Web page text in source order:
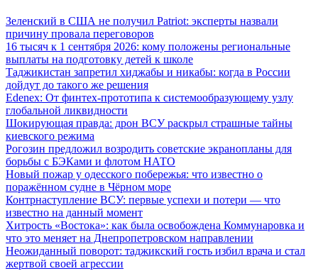
Зеленский в США не получил Patriot: эксперты назвали
причину провала переговоров
16 тысяч к 1 сентября 2026: кому положены региональные
выплаты на подготовку детей к школе
Таджикистан запретил хиджабы и никабы: когда в России
дойдут до такого же решения
Edenex: От финтех-прототипа к системообразующему узлу
глобальной ликвидности
Шокирующая правда: дрон ВСУ раскрыл страшные тайны
киевского режима
Рогозин предложил возродить советские экранопланы для
борьбы с БЭКами и флотом НАТО
Новый пожар у одесского побережья: что известно о
поражённом судне в Чёрном море
Контрнаступление ВСУ: первые успехи и потери — что
известно на данный момент
Хитрость «Востока»: как была освобождена Коммунаровка и
что это меняет на Днепропетровском направлении
Неожиданный поворот: таджикский гость избил врача и стал
жертвой своей агрессии